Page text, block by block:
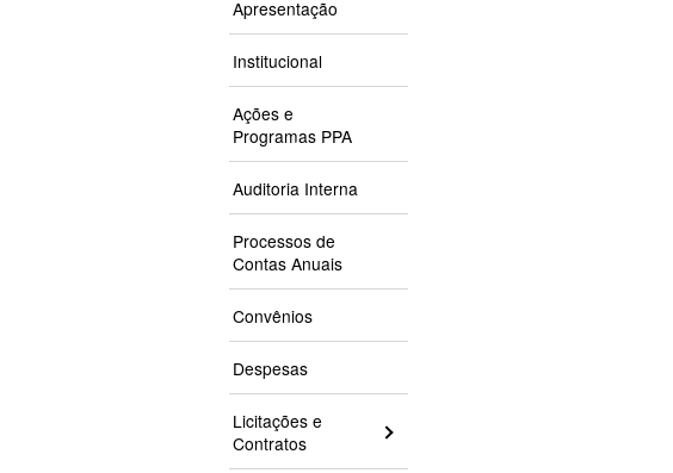
Apresentação
Institucional
Ações e
Programas PPA
Auditoria Interna
Processos de
Contas Anuais
Convênios
Despesas
Licitações e
Contratos